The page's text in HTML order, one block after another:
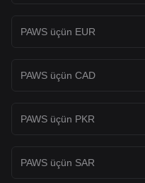
PAWS üçün EUR
PAWS üçün CAD
PAWS üçün PKR
PAWS üçün SAR